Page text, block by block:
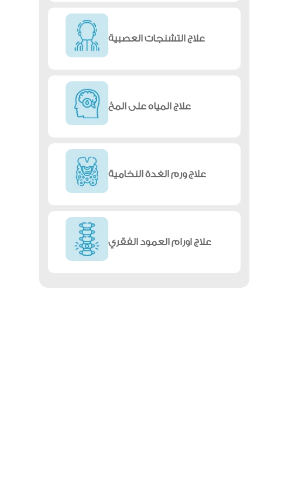
علاج التشنجات العصبية
علاج المياه على المخ
علاج ورم الغدة النخامية
علاج اورام العمود الفقري